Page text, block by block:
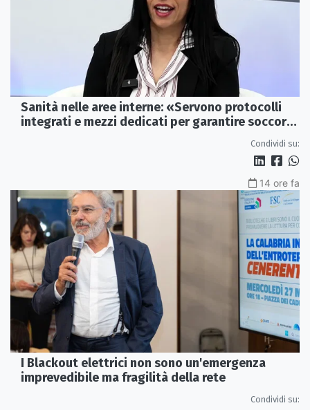
Sanità nelle aree interne: «Servono protocolli
integrati e mezzi dedicati per garantire soccorsi
Condividi su:
14 ore fa
I Blackout elettrici non sono un'emergenza
imprevedibile ma fragilità della rete
Condividi su: